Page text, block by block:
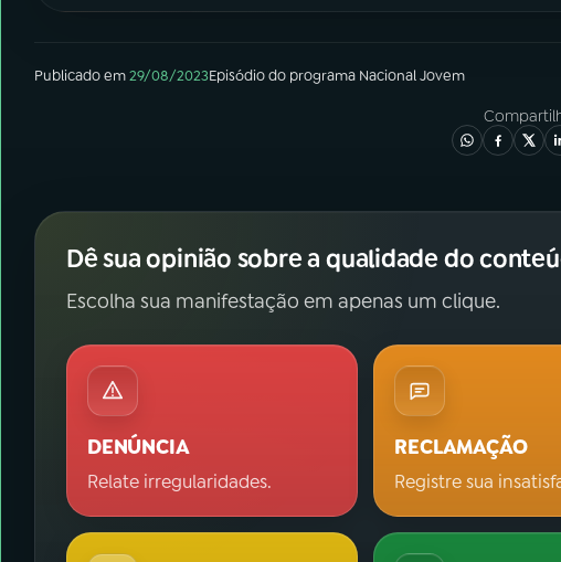
Publicado em29/08/2023Episódiodo programa Nacional Jovem
Dê sua opinião sobre a qualidade do
Escolha sua manifestação em apenas um clique.
DENÚNCIA
Relate irregularidades.
RECLAMAÇÃO
Registre sua